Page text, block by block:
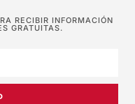
RECIBIR INFORMACIÓN
GRATUITAS.